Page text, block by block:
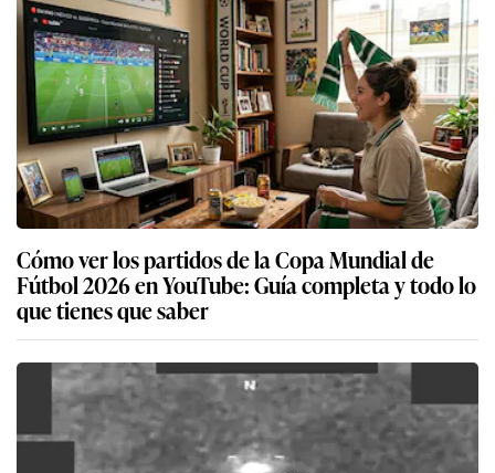
Cómo ver los partidos de la Copa Mundial de
Fútbol 2026 en YouTube: Guía completa y todo lo
que tienes que saber